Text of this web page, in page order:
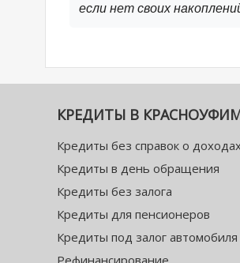
если нет своих
КРЕДИТЫ В
Кредиты без справок о доходах
Кредиты в день обращения
Кредиты без залога
Кредиты для пенсионеров
Кредиты под залог автомобиля
Рефинансирование